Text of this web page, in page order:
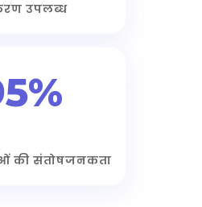
उपलब्ध
की संतोषजनकता